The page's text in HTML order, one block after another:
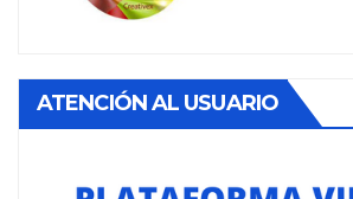
ATENCIÓN AL USUARIO